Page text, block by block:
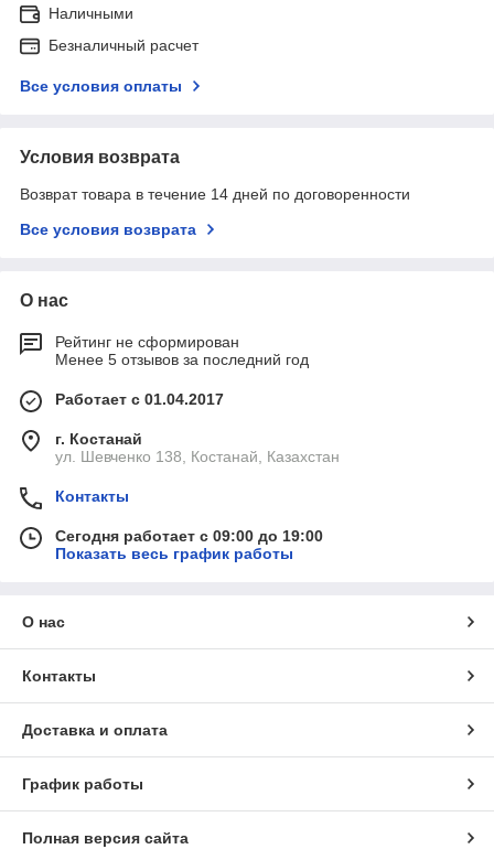
Наличными
Безналичный расчет
Все условия оплаты
Условия возврата
Возврат товара в течение 14 дней по договоренности
Все условия возврата
О нас
Рейтинг не сформирован
Менее 5 отзывов за последний год
Работает с 01.04.2017
г. Костанай
ул. Шевченко 138, Костанай, Казахстан
Контакты
Сегодня работает с 09:00 до 19:00
Показать весь график работы
О нас
Контакты
Доставка и оплата
График работы
Полная версия сайта